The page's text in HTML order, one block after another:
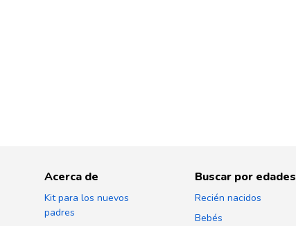
Acerca de
Kit para los nuevos
padres
Buscar por edades
Recién nacidos
Bebés